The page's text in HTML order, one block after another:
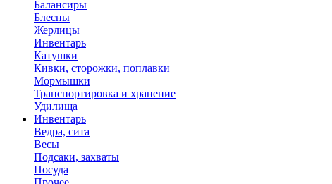
Балансиры
Блесны
Жерлицы
Инвентарь
Катушки
Кивки, сторожки, поплавки
Мормышки
Транспортировка и хранение
Удилища
Инвентарь
Ведра, сита
Весы
Подсаки, захваты
Посуда